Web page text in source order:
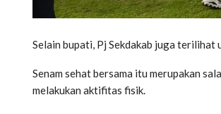
Selain bupati, Pj Sekdakab juga terilihat
Senam sehat bersama itu merupakan
melakukan aktifitas fisik.